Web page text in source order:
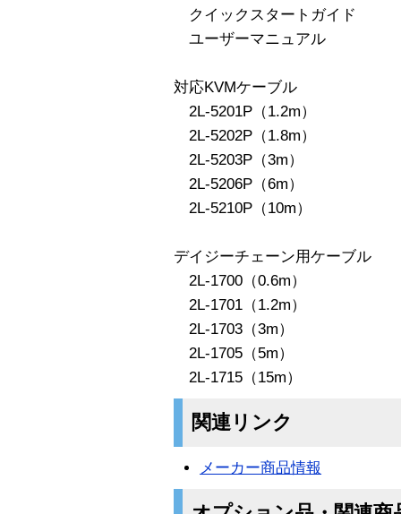
クイックスタートガイド
ユーザーマニュアル
対応KVMケーブル
2L-5201P（1.2m）
2L-5202P（1.8m）
2L-5203P（3m）
2L-5206P（6m）
2L-5210P（10m）
デイジーチェーン用ケーブル
2L-1700（0.6m）
2L-1701（1.2m）
2L-1703（3m）
2L-1705（5m）
2L-1715（15m）
関連リンク
メーカー商品情報